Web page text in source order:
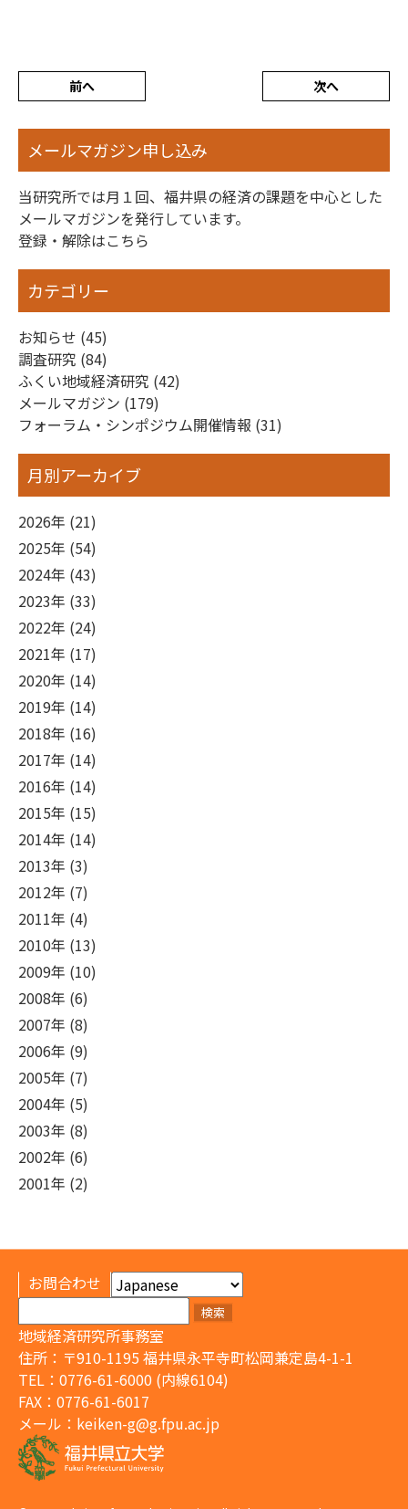
前へ 次へ
メールマガジン申し込み
当研究所では月１回、福井県の経済の課題を中心とした
メールマガジンを発行しています。
登録・解除はこちら
カテゴリー
お知らせ (45)
調査研究 (84)
ふくい地域経済研究 (42)
メールマガジン (179)
フォーラム・シンポジウム開催情報 (31)
月別アーカイブ
2026年 (21)
2025年 (54)
2024年 (43)
2023年 (33)
2022年 (24)
2021年 (17)
2020年 (14)
2019年 (14)
2018年 (16)
2017年 (14)
2016年 (14)
2015年 (15)
2014年 (14)
2013年 (3)
2012年 (7)
2011年 (4)
2010年 (13)
2009年 (10)
2008年 (6)
2007年 (8)
2006年 (9)
2005年 (7)
2004年 (5)
2003年 (8)
2002年 (6)
2001年 (2)
お問合わせ
索:
地域経済研究所事務室
住所：〒910-1195 福井県永平寺町松岡兼定島4-1-1
TEL：0776-61-6000 (内線6104)
FAX：0776-61-6017
メール： keiken-g@g.fpu.ac.jp